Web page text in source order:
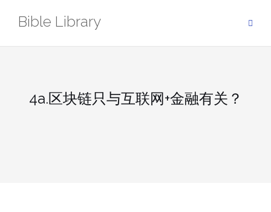
Bible Library
4a.区块链只与互联网+金融有关？